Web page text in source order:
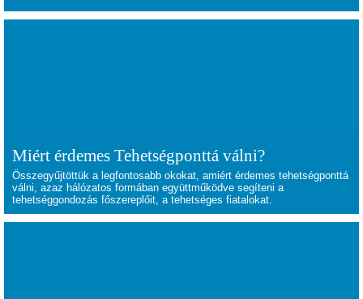
Miért érdemes Tehetségponttá válni?
Összegyűjtöttük a legfontosabb okokat, amiért érdemes tehetségponttá
válni, azaz hálózatos formában együttműködve segíteni a
tehetséggondozás főszereplőit, a tehetséges fiatalokat.